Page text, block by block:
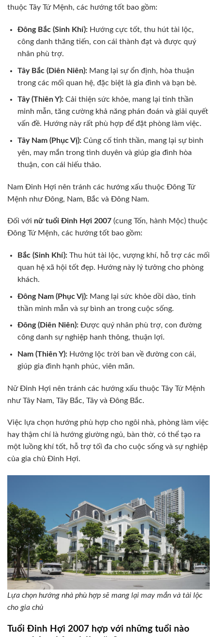
thuộc Tây Tứ Mệnh, các hướng tốt bao gồm:
Đông Bắc (Sinh Khí):Hướng cực tốt, thu hút tài lộc,
công danh thăng tiến, con cái thành đạt và được quý
nhân phù trợ.
Tây Bắc (Diên Niên):Mang lại sự ổn định, hòa thuận
trong các mối quan hệ, đặc biệt là gia đình và bạn bè.
Tây (Thiên Y):Cải thiện sức khỏe, mang lại tinh thần
minh mẫn, tăng cường khả năng phán đoán và giải quyết
vấn đề. Hướng này rất phù hợp để đặt phòng làm việc.
Tây Nam (Phục Vị):Củng cố tinh thần, mang lại sự bình
yên, may mắn trong tình duyên và giúp gia đình hòa
thuận, con cái hiếu thảo.
Nam Đinh Hợi nên tránh các hướng xấu thuộc Đông Tứ
Mệnh như Đông, Nam, Bắc và Đông Nam.
Đối với nữ tuổi Đinh Hợi 2007 (cung Tốn, hành Mộc) thuộc
Đông Tứ Mệnh, các hướng tốt bao gồm:
Bắc (Sinh Khí):Thu hút tài lộc, vượng khí, hỗ trợ các mối
quan hệ xã hội tốt đẹp. Hướng này lý tưởng cho phòng
khách.
Đông Nam (Phục Vị):Mang lại sức khỏe dồi dào, tinh
thần minh mẫn và sự bình an trong cuộc sống.
Đông (Diên Niên):Được quý nhân phù trợ, con đường
công danh sự nghiệp hanh thông, thuận lợi.
Nam (Thiên Y):Hưởng lộc trời ban về đường con cái,
giúp gia đình hạnh phúc, viên mãn.
Nữ Đinh Hợi nên tránh các hướng xấu thuộc Tây Tứ Mệnh
như Tây Nam, Tây Bắc, Tây và Đông Bắc.
Việc lựa chọn hướng phù hợp cho ngôi nhà, phòng làm việc
hay thậm chí là hướng giường ngủ, bàn thờ, có thể tạo ra
một luồng khí tốt, hỗ trợ tối đa cho cuộc sống và sự nghiệp
của gia chủ Đinh Hợi.
Lựa chọn hướng nhà phù hợp sẽ mang lại may mắn và tài lộc
cho gia chủ
Tuổi Đinh Hợi 2007 hợp với những tuổi nào